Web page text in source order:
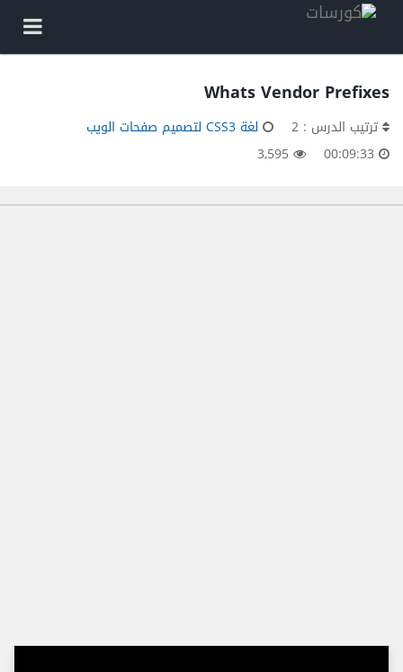
Whats Vendor Prefixes
ترتيب الدرس : 2
لغة CSS3 لتصميم صفحات الويب